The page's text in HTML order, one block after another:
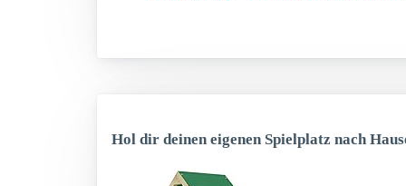
Hol dir deinen eigenen Spielplatz nach